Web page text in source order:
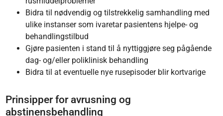
Bidra til nødvendig og tilstrekkelig samhandling med
ulike instanser som ivaretar pasientens hjelpe- og
behandlingstilbud
Gjøre pasienten i stand til å nyttiggjøre seg pågående
dag- og/eller poliklinisk behandling
Bidra til at eventuelle nye rusepisoder blir kortvarige
Prinsipper for avrusning og
abstinensbehandling